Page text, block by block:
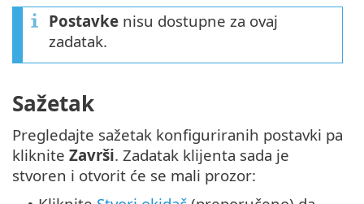
Postavke nisu dostupne za ovaj
zadatak.
Sažetak
Pregledajte sažetak konfiguriranih postavki pa
kliknite Završi. Zadatak klijenta sada je
stvoren i otvorit će se mali prozor: